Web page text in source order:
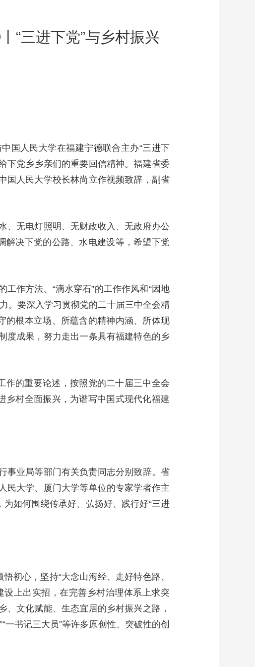
“三进下党”与乡村振兴
国人民大学在福建宁德联合主办“三进下
下党乡乡亲们的重要回信精神。福建省委
国人民大学校长林尚立作视频致辞，副省
、无电灯照明、无财政收入、无政府办公
解决下党的公路、水电建设等，希望下党
工作方法、“滴水穿石”的工作作风和“因地
。要深入学习贯彻党的二十届三中全会精
的根本立场、所蕴含的精神内涵、所体现
度成果，努力走出一条具有福建特色的乡
作的重要论述，按照党的二十届三中全会
乡村全面振兴，为谱写中国式现代化福建
事业局等部门有关负责同志分别致辞。省
民大学、厦门大学等单位的专家学者作主
如何围绕传承好、弘扬好、践行好“三进
初心，坚持“大念山海经、走好特色路、
设上出实招，在完善乡村治理体系上求突
文化赋能、生态宜居的乡村振兴之路，
一书记三大员”等许多原创性、突破性的创